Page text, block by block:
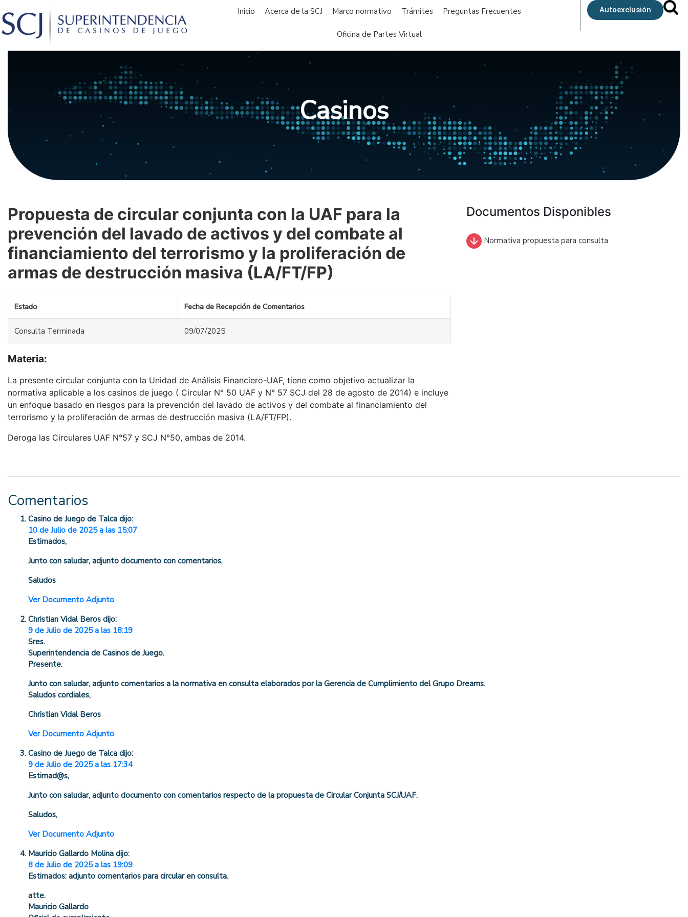
Inicio Acerca de la SCJ Marco normativo Trámites Preguntas Frecuentes
Oficina de Partes Virtual
Autoexclusión
Casinos
Propuesta de circular conjunta con la UAF para la
prevención del lavado de activos y del combate al
financiamiento del terrorismo y la proliferación de
armas de destrucción masiva (LA/FT/FP)
Estado Fecha de Recepción de Comentarios
Consulta Terminada 09/07/2025
Materia:
La presente circular conjunta con la Unidad de Análisis Financiero-UAF, tiene como objetivo actualizar la
normativa aplicable a los casinos de juego ( Circular N° 50 UAF y N° 57 SCJ del 28 de agosto de 2014) e incluye
un enfoque basado en riesgos para la prevención del lavado de activos y del combate al financiamiento del
terrorismo y la proliferación de armas de destrucción masiva (LA/FT/FP).
Deroga las Circulares UAF N°57 y SCJ N°50, ambas de 2014.
Documentos Disponibles
Normativa propuesta para consulta
Comentarios
Casino de Juego de Talca dijo:
10 de Julio de 2025 a las 15:07
Estimados,
Junto con saludar, adjunto documento con comentarios.
Saludos
Ver Documento Adjunto
Christian Vidal Beros dijo:
9 de Julio de 2025 a las 18:19
Sres.
Superintendencia de Casinos de Juego.
Presente.
Junto con saludar, adjunto comentarios a la normativa en consulta elaborados por la Gerencia de Cumplimiento del Grupo Dreams.
Saludos cordiales,
Christian Vidal Beros
Ver Documento Adjunto
Casino de Juego de Talca dijo:
9 de Julio de 2025 a las 17:34
Estimad@s,
Junto con saludar, adjunto documento con comentarios respecto de la propuesta de Circular Conjunta SCJ/UAF.
Saludos,
Ver Documento Adjunto
Mauricio Gallardo Molina dijo:
8 de Julio de 2025 a las 19:09
Estimados: adjunto comentarios para circular en consulta.
atte.
Mauricio Gallardo